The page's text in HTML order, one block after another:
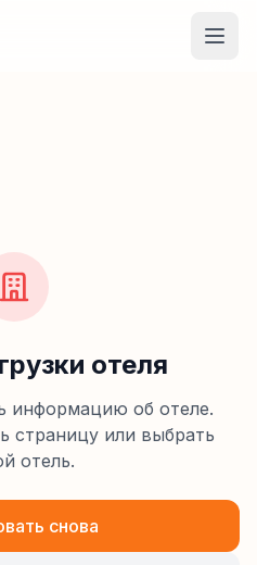
отеля
информацию об отеле.
страницу или выбрать
отель.
снова